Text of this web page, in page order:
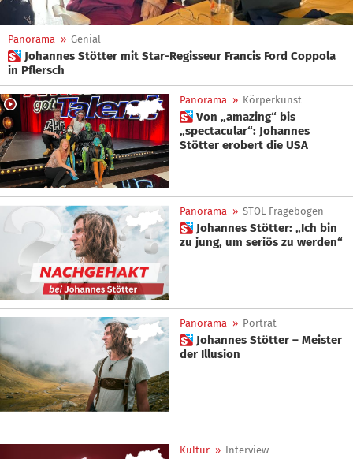
Panorama » Genial
 Johannes Stötter mit Star-Regisseur Francis Ford Coppola
in Pflersch
Panorama » Körperkunst
 Von „amazing“ bis
„spectacular“: Johannes
Stötter erobert die USA
Panorama » STOL-Fragebogen
 Johannes Stötter: „Ich bin
zu jung, um seriös zu werden“
Panorama » Porträt
 Johannes Stötter – Meister
der Illusion
Kultur » Interview